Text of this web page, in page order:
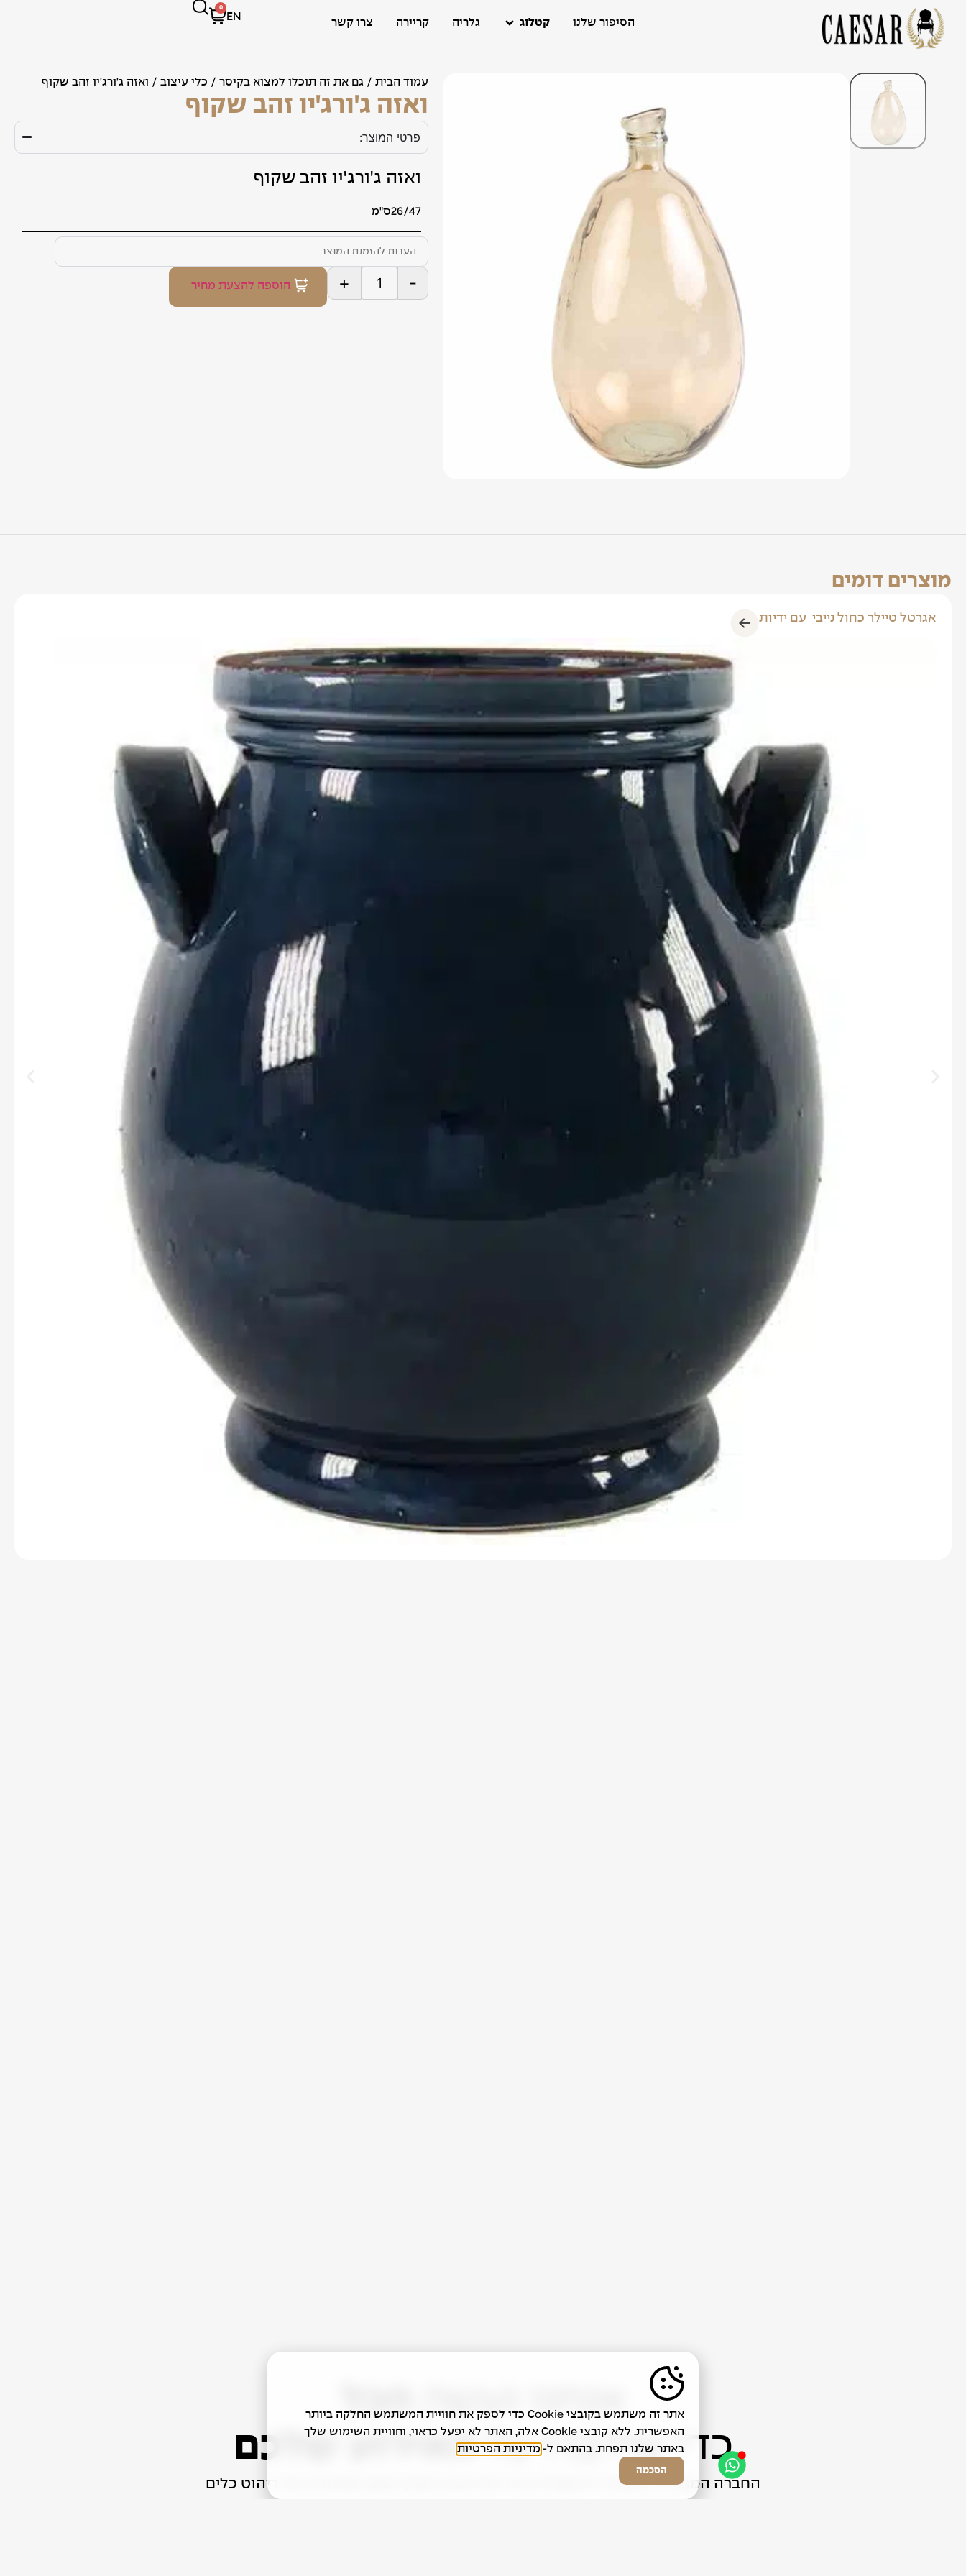
הסיפור שלנו קטלוג גלריה קריירה צרו קשר
EN
0
עמוד הבית / גם את זה תוכלו למצוא בקיסר / כלי עיצוב / ואזה ג'ורג'יו זהב שקוף
ואזה ג'ורג'יו זהב שקוף
פרטי המוצר:
ואזה ג'ורג'יו זהב שקוף
26/47ס"מ
-
+ הוספה להצעת מחיר
מוצרים דומים
אגרטל טיילר כחול נייבי עם ידיות
אנחנו נעשההכל
כדי שידברו עלהאירוע שלכם
החברה המובילה בישראל להשכרת ציוד לאירועים. מגוון עצום ומתחדש של ריהוט כלים
אתר זה משתמש בקובצי Cookie כדי לספק את חוויית המשתמש החלקה ביותר
האפשרית. ללא קובצי Cookie אלה, האתר לא יפעל כראוי, וחוויית השימוש שלך
באתר שלנו תפחת. בהתאם ל- מדיניות הפרטיות
הסכמה